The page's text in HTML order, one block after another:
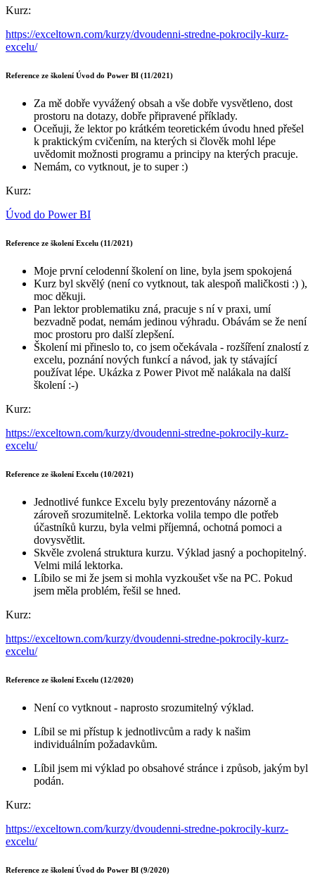
Kurz:
https://exceltown.com/kurzy/dvoudenni-stredne-pokrocily-kurz-
excelu/
Reference ze školení Úvod do Power BI (11/2021)
Za mě dobře vyvážený obsah a vše dobře vysvětleno, dost
prostoru na dotazy, dobře připravené příklady.
Oceňuji, že lektor po krátkém teoretickém úvodu hned přešel
k praktickým cvičením, na kterých si člověk mohl lépe
uvědomit možnosti programu a principy na kterých pracuje.
Nemám, co vytknout, je to super :)
Kurz:
Úvod do Power BI
Reference ze školení Excelu (11/2021)
Moje první celodenní školení on line, byla jsem spokojená
Kurz byl skvělý (není co vytknout, tak alespoň maličkosti :) ),
moc děkuji.
Pan lektor problematiku zná, pracuje s ní v praxi, umí
bezvadně podat, nemám jedinou výhradu. Obávám se že není
moc prostoru pro další zlepšení.
Školení mi přineslo to, co jsem očekávala - rozšíření znalostí z
excelu, poznání nových funkcí a návod, jak ty stávající
používat lépe. Ukázka z Power Pivot mě nalákala na další
školení :-)
Kurz:
https://exceltown.com/kurzy/dvoudenni-stredne-pokrocily-kurz-
excelu/
Reference ze školení Excelu (10/2021)
Jednotlivé funkce Excelu byly prezentovány názorně a
zároveň srozumitelně. Lektorka volila tempo dle potřeb
účastníků kurzu, byla velmi příjemná, ochotná pomoci a
dovysvětlit.
Skvěle zvolená struktura kurzu. Výklad jasný a pochopitelný.
Velmi milá lektorka.
Líbilo se mi že jsem si mohla vyzkoušet vše na PC. Pokud
jsem měla problém, řešil se hned.
Kurz:
https://exceltown.com/kurzy/dvoudenni-stredne-pokrocily-kurz-
excelu/
Reference ze školení Excelu (12/2020)
Není co vytknout - naprosto srozumitelný výklad.
Líbil se mi přístup k jednotlivcům a rady k našim
individuálním požadavkům.
Líbil jsem mi výklad po obsahové stránce i způsob, jakým byl
podán.
Kurz:
https://exceltown.com/kurzy/dvoudenni-stredne-pokrocily-kurz-
excelu/
Reference ze školení Úvod do Power BI (9/2020)